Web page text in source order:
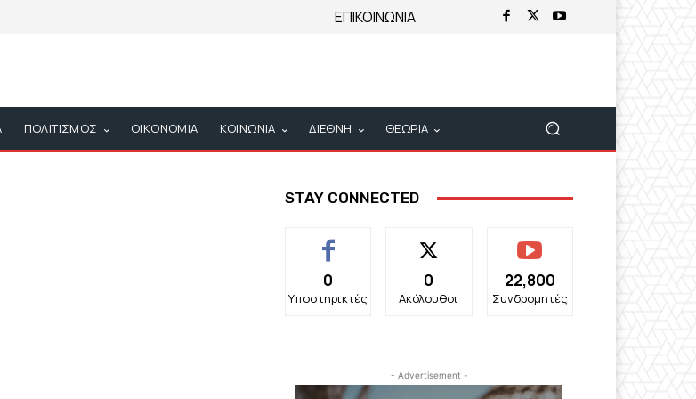
ΕΠΙΚΟΙΝΩΝΙΑ
ΠΟΛΙΤΙΣΜΟΣ ΟΙΚΟΝΟΜΙΑ ΚΟΙΝΩΝΙΑ ΔΙΕΘΝΗ ΘΕΩΡΙΑ
STAY CONNECTED
0
Υποστηρικτές
0
Ακόλουθοι
22,800
Συνδρομητές
- Advertisement -